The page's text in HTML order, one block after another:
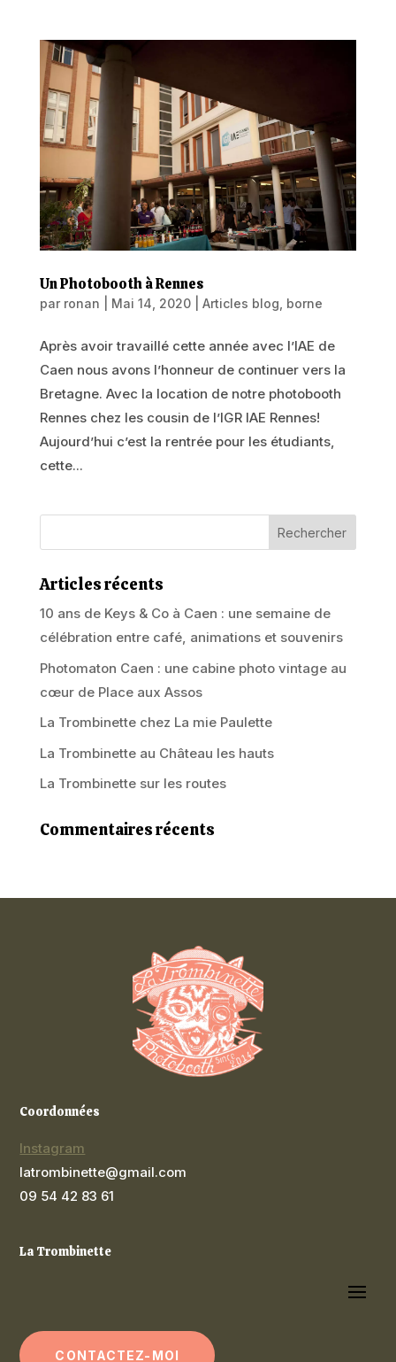
Un Photobooth à Rennes
par ronan Mai 14, 2020| Articles blog borne
Après avoir travaillé cette année avec l’IAE de
Caen nous avons l’honneur de continuer vers la
Bretagne. Avec la location de notre photobooth
Rennes chez les cousin de l’IGR IAE Rennes!
Aujourd’hui c’est la rentrée pour les étudiants,
cette...
Articles récents
10 ans de Keys & Co à Caen : une semaine de
célébration entre café, animations et souvenirs
Photomaton Caen : une cabine photo vintage au
cœur de Place aux Assos
La Trombinette chez La mie Paulette
La Trombinette au Château les hauts
La Trombinette sur les routes
Commentaires récents
Coordonnées
Instagram
latrombinette@gmail.com
09 54 42 83 61
La Trombinette
CONTACTEZ-MOI